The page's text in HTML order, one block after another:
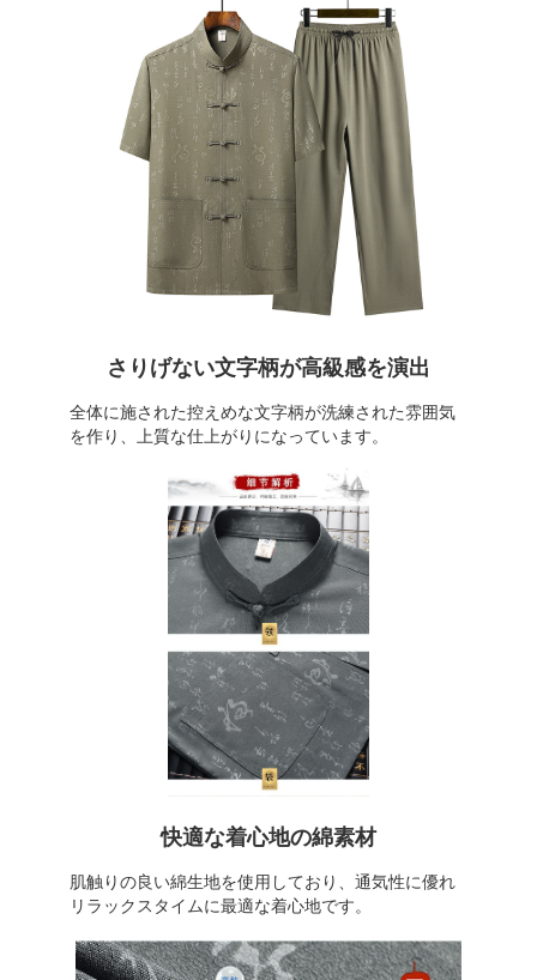
さりげない文字柄が高級感を演出
全体に施された控えめな文字柄が洗練された雰囲気
を作り、上質な仕上がりになっています。
快適な着心地の綿素材
肌触りの良い綿生地を使用しており、通気性に優れ
リラックスタイムに最適な着心地です。